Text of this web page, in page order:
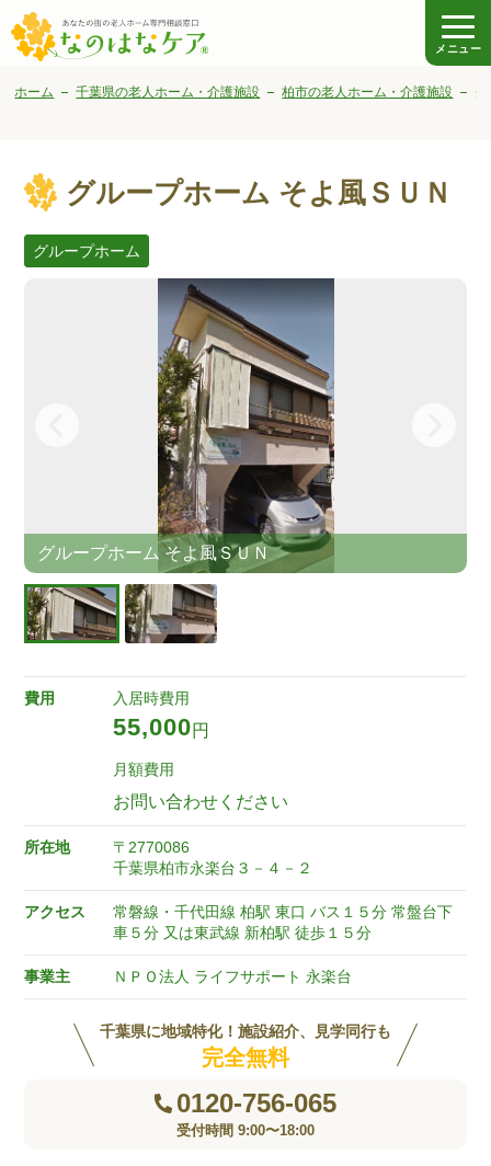
メニュー
ホーム 千葉県の老人ホーム・介護施設 柏市の老人ホーム・介護施設
グループホーム そよ風ＳＵＮ
グループホーム
グループホーム そよ風ＳＵＮ
費用 入居時費用
55,000円
月額費用
お問い合わせください
所在地
〒2770086
千葉県柏市永楽台３－４－２
アクセス
常磐線・千代田線 柏駅 東口 バス１５分 常盤台下
車５分 又は東武線 新柏駅 徒歩１５分
事業主 ＮＰＯ法人 ライフサポート 永楽台
千葉県に地域特化！施設紹介、見学同行も
完全無料
0120-756-065
受付時間 9:00〜18:00